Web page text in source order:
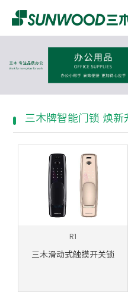
三木牌智能门锁 焕新
R1
三木滑动式触摸开关锁